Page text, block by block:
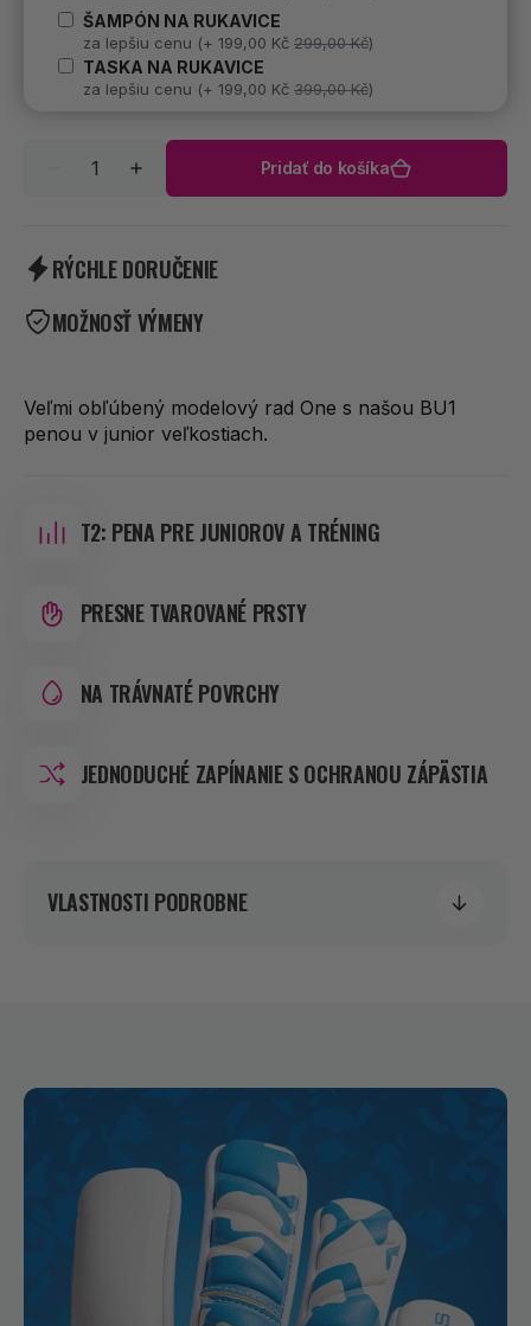
ŠAMPÓN NA RUKAVICE
za lepšiu cenu (+ 199,00 Kč 299,00 Kč)
TASKA NA RUKAVICE
za lepšiu cenu (+ 199,00 Kč 399,00 Kč)
One
Blue
Zvýšiť
množstvo
One
Blue
Pridať do košíka
RÝCHLE DORUČENIE
MOŽNOSŤ VÝMENY
Veľmi obľúbený modelový rad One s našou BU1
penou v junior veľkostiach.
T2: PENA PRE JUNIOROV A TRÉNING
PRESNE TVAROVANÉ PRSTY
NA TRÁVNATÉ POVRCHY
JEDNODUCHÉ ZAPÍNANIE S OCHRANOU ZÁPÄSTIA
VLASTNOSTI PODROBNE